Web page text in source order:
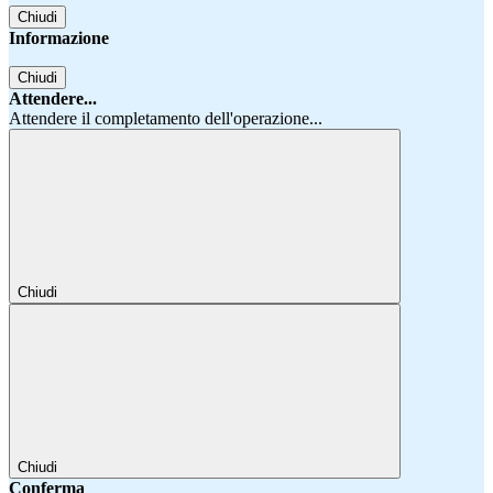
Chiudi
Informazione
Chiudi
Attendere...
Attendere il completamento dell'operazione...
Chiudi
Chiudi
Conferma